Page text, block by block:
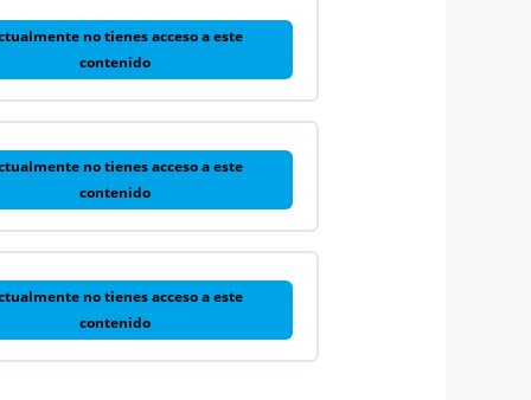
no tienes acceso a este
contenido
no tienes acceso a este
contenido
no tienes acceso a este
contenido